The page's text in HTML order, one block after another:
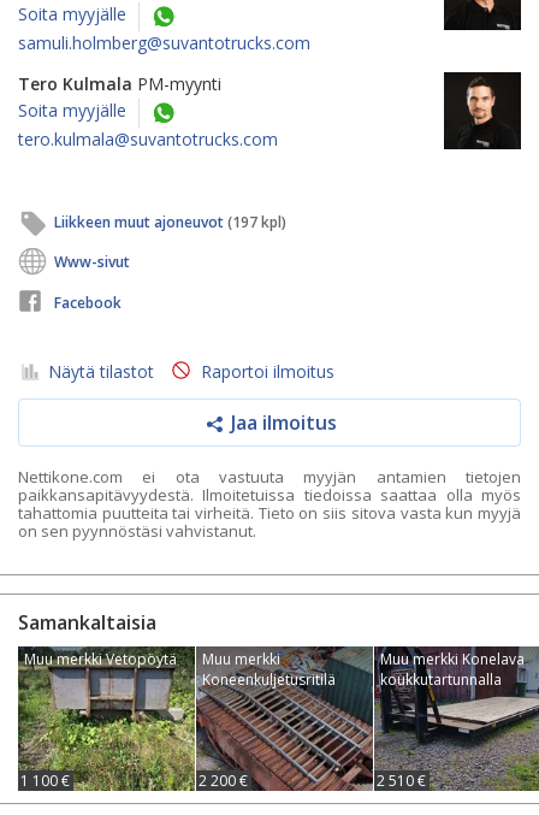
Soita myyjälle
samuli.holmberg@suvantotrucks.com
Tero Kulmala PM-myynti
Soita myyjälle
tero.kulmala@suvantotrucks.com
Liikkeen muut ajoneuvot(197 kpl)
Www-sivut
Facebook
Näytä tilastot Raportoi ilmoitus
Jaa ilmoitus
Nettikone.com ei ota vastuuta myyjän antamien tietojen
paikkansapitävyydestä. Ilmoitetuissa tiedoissa saattaa olla myös
tahattomia puutteita tai virheitä. Tieto on siis sitova vasta kun myyjä
on sen pyynnöstäsi vahvistanut.
Samankaltaisia
Muu merkki Vetopöytä
1 100 €
Muu merkki
Koneenkuljetusritilä
2 200 €
Muu merkki Konelava
koukkutartunnalla
2 510 €